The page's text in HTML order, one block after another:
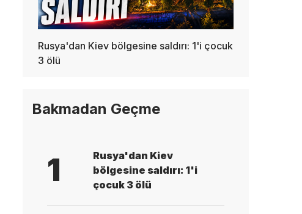
Rusya'dan Kiev bölgesine saldırı: 1'i çocuk
3 ölü
Bakmadan Geçme
1
Rusya'dan Kiev
bölgesine saldırı: 1'i
çocuk 3 ölü